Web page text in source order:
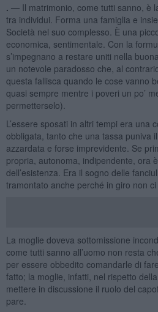
. — Il matrimonio, come tutti sanno, è
tra individui. Forma una famiglia e
Società nel suo complesso. È una
economica, sentimentale. Con la
s’impegnano a restare uniti nella
un notevole paradosso che, al
questa fallisca quando le cose vanno
quasi sempre mentre i poveri un po’
permetterselo).
L’essere sposati in altri tempi era una
obbligata, tanto che una tassa puniva
azzardata e forse imprevidente. Se
propria, autonoma, indipendente, ora
dell’esistenza. Era il sogno delle
tramontato anche perché in giro non ci
La moglie doveva sottomissione
come tutti sanno all’uomo non resta
per essere obbedito comandarle di
fatto; la moglie, infatti, nel rispetto
mettere in discussione il ruolo del
pare.